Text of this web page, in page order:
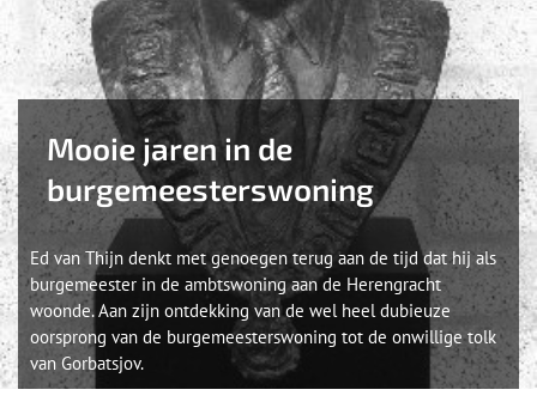
Mooie jaren in de
burgemeesterswoning
Ed van Thijn denkt met genoegen terug aan de tijd dat hij als
burgemeester in de ambtswoning aan de Herengracht
woonde. Aan zijn ontdekking van de wel heel dubieuze
oorsprong van de burgemeesterswoning tot de onwillige tolk
van Gorbatsjov.